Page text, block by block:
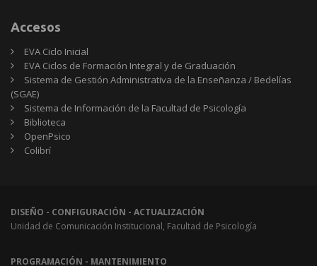
Accesos
EVA Ciclo Inicial
EVA Ciclos de Formación Integral y de Graduación
Sistema de Gestión Administrativa de la Enseñanza / Bedelías
(SGAE)
Sistema de Información de la Facultad de Psicología
Biblioteca
OpenPsico
Colibrí
DISEÑO - CONFIGURACIÓN - ACTUALIZACIÓN
Unidad de Comunicación Institucional, Facultad de Psicología
PROGRAMACIÓN - MANTENIMIENTO